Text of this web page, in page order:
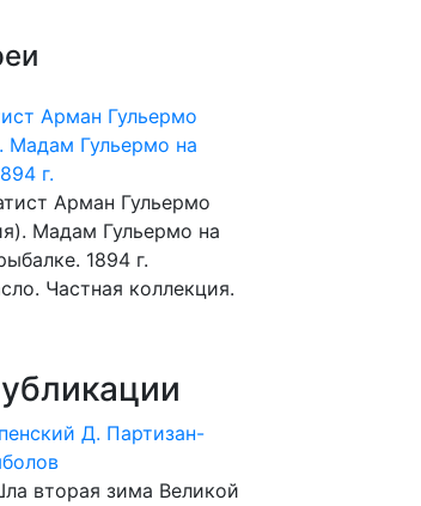
Арман Гульермо
Мадам Гульермо на
1894 г.
Частная коллекция.
Д. Партизан-
вторая зима Великой